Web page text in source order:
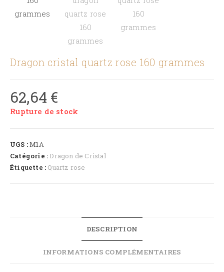
Dragon cristal quartz rose 160 grammes
62,64 €
Rupture de stock
UGS :M1A
Catégorie : Dragon de Cristal
Étiquette : Quartz rose
DESCRIPTION
INFORMATIONS COMPLÉMENTAIRES